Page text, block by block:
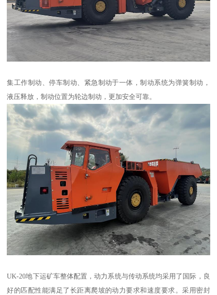
集工作制动、停车制动、紧急制动于一体，制动系统为弹簧制动，
液压释放，制动位置为轮边制动，更加安全可靠。
UK-20地下运矿车整体配置，动力系统与传动系统均采用了国际，良
好的匹配性能满足了长距离爬坡的动力要求和速度要求。采用密封